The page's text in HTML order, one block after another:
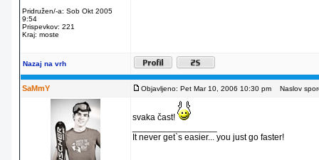
Pridružen/-a: Sob Okt 2005
9:54
Prispevkov: 221
Kraj: moste
Nazaj na vrh
SaMmY Objavljeno: Pet Mar 10, 2006 10:30 pm Naslov
svaka čast!
It never get`s easier... you just go faster!